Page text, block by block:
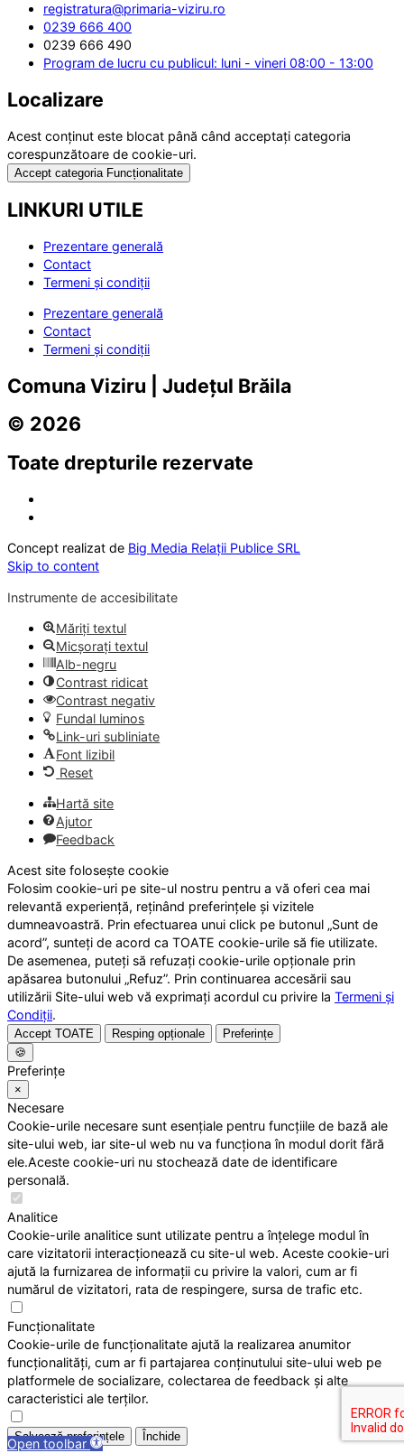
registratura@primaria-viziru.ro
0239 666 400
0239 666 490
Program de lucru cu publicul: luni - vineri 08:00 - 13:00
Localizare
Acest conținut este blocat până când acceptați categoria
corespunzătoare de cookie-uri.
Accept categoria Funcționalitate
LINKURI UTILE
Prezentare generală
Contact
Termeni și condiții
Prezentare generală
Contact
Termeni și condiții
Comuna Viziru | Județul Brăila
© 2026
Toate drepturile rezervate
Concept realizat de Big Media Relații Publice SRL
Skip to content
Open toolbar
Instrumente de accesibilitate
Măriți textul
Micșorați textul
Alb-negru
Contrast ridicat
Contrast negativ
Fundal luminos
Link-uri subliniate
Font lizibil
Reset
Hartă site
Ajutor
Feedback
Acest site folosește cookie
Folosim cookie-uri pe site-ul nostru pentru a vă oferi cea mai
relevantă experiență, reținând preferințele și vizitele
dumneavoastră. Prin efectuarea unui click pe butonul „Sunt de
acord”, sunteți de acord ca TOATE cookie-urile să fie utilizate.
De asemenea, puteți să refuzați cookie-urile opționale prin
apăsarea butonului „Refuz”. Prin continuarea accesării sau
utilizării Site-ului web vă exprimați acordul cu privire la Termeni și
Condiții.
Accept TOATE Resping opționale
Preferințe
🍪
Preferințe
×
Necesare
Cookie-urile necesare sunt esențiale pentru funcțiile de bază ale
site-ului web, iar site-ul web nu va funcționa în modul dorit fără
ele.Aceste cookie-uri nu stochează date de identificare
personală.
Analitice
Cookie-urile analitice sunt utilizate pentru a înțelege modul în
care vizitatorii interacționează cu site-ul web. Aceste cookie-uri
ajută la furnizarea de informații cu privire la valori, cum ar fi
numărul de vizitatori, rata de respingere, sursa de trafic etc.
Funcționalitate
Cookie-urile de funcționalitate ajută la realizarea anumitor
funcționalități, cum ar fi partajarea conținutului site-ului web pe
platformele de socializare, colectarea de feedback și alte
caracteristici ale terților.
Salvează preferințele Închide